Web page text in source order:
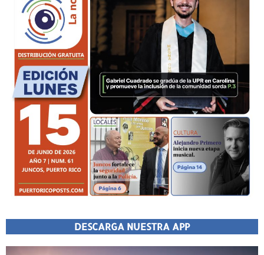
DESCARGA NUESTRA APP